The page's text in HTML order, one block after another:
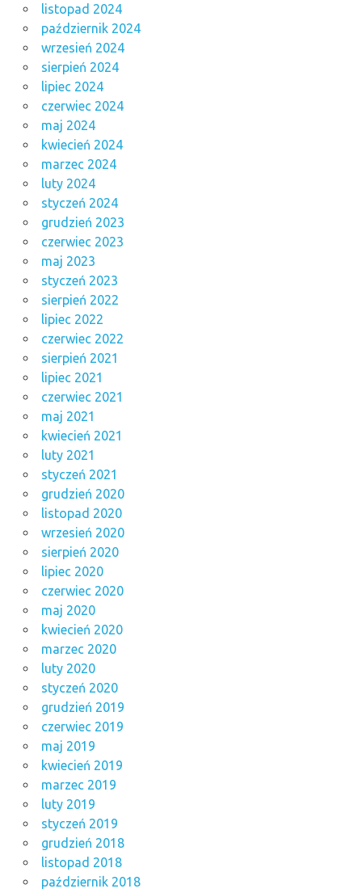
listopad 2024
październik 2024
wrzesień 2024
sierpień 2024
lipiec 2024
czerwiec 2024
maj 2024
kwiecień 2024
marzec 2024
luty 2024
styczeń 2024
grudzień 2023
czerwiec 2023
maj 2023
styczeń 2023
sierpień 2022
lipiec 2022
czerwiec 2022
sierpień 2021
lipiec 2021
czerwiec 2021
maj 2021
kwiecień 2021
luty 2021
styczeń 2021
grudzień 2020
listopad 2020
wrzesień 2020
sierpień 2020
lipiec 2020
czerwiec 2020
maj 2020
kwiecień 2020
marzec 2020
luty 2020
styczeń 2020
grudzień 2019
czerwiec 2019
maj 2019
kwiecień 2019
marzec 2019
luty 2019
styczeń 2019
grudzień 2018
listopad 2018
październik 2018